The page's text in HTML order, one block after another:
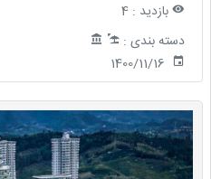
بازدید :4
دسته بندی :
1400/11/16